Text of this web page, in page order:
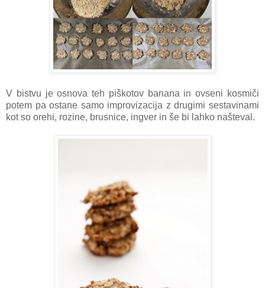
V bistvu je osnova teh piškotov banana in ovseni kosmiči
potem pa ostane samo improvizacija z drugimi sestavinami
kot so orehi, rozine, brusnice, ingver in še bi lahko našteval.